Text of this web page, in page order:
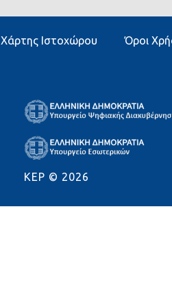
Χάρτης Ιστοχώρου Όροι
KEP © 2026